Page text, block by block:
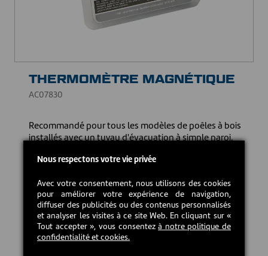
THERMOMÈTRE MAGNÉTIQUE
AC07830
Recommandé pour tous les modèles de poêles à bois
installés avec un tuyau d'évacuation à simple paroi.
TÉLÉCHARGER LE MANUEL D'INSTRUCTION
14,00 CAD$
En stock
Nous respectons votre vie privée
Avec votre consentement, nous utilisons des cookies
pour améliorer votre expérience de navigation,
diffuser des publicités ou des contenus personnalisés
et analyser les visites à ce site Web. En cliquant sur «
Tout accepter », vous consentezà notre politique de
confidentialité et cookies.